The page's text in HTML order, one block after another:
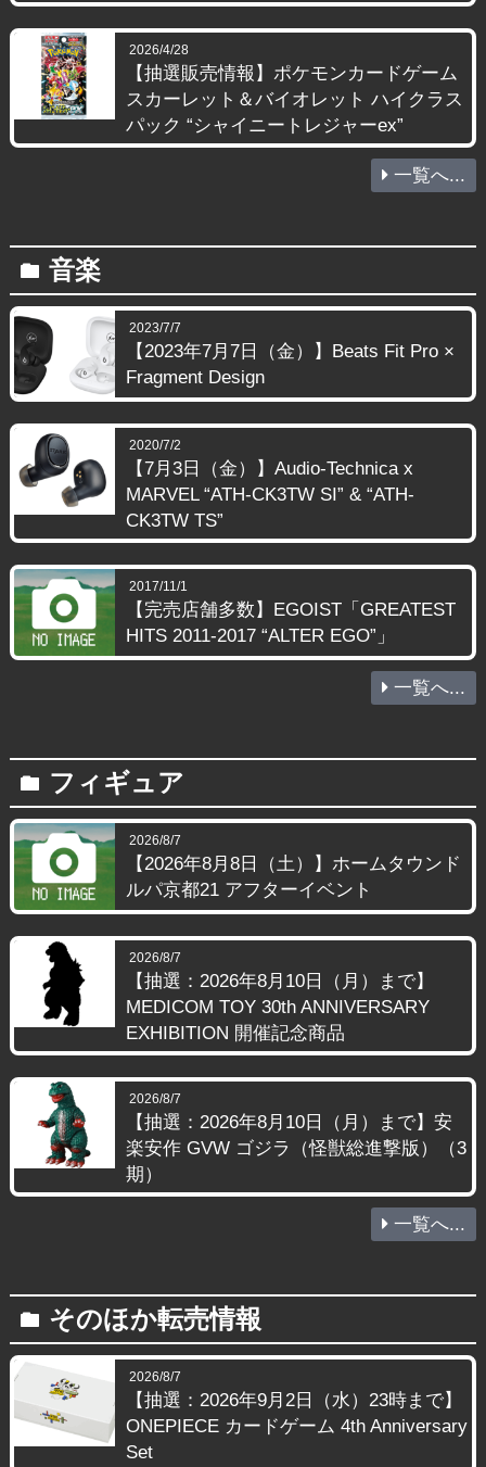
2026/4/28
【抽選販売情報】ポケモンカードゲーム
スカーレット＆バイオレット ハイクラス
パック “シャイニートレジャーex”
一覧へ...
folder 音楽
2023/7/7
【2023年7月7日（金）】Beats Fit Pro ×
Fragment Design
2020/7/2
【7月3日（金）】Audio-Technica x
MARVEL “ATH-CK3TW SI” & “ATH-
CK3TW TS”
2017/11/1
【完売店舗多数】EGOIST「GREATEST
HITS 2011-2017 “ALTER EGO”」
一覧へ...
folder フィギュア
2026/8/7
【2026年8月8日（土）】ホームタウンド
ルパ京都21 アフターイベント
2026/8/7
【抽選：2026年8月10日（月）まで】
MEDICOM TOY 30th ANNIVERSARY
EXHIBITION 開催記念商品
2026/8/7
【抽選：2026年8月10日（月）まで】安
楽安作 GVW ゴジラ（怪獣総進撃版）（3
期）
一覧へ...
folder そのほか転売情報
2026/8/7
【抽選：2026年9月2日（水）23時まで】
ONEPIECE カードゲーム 4th Anniversary
Set